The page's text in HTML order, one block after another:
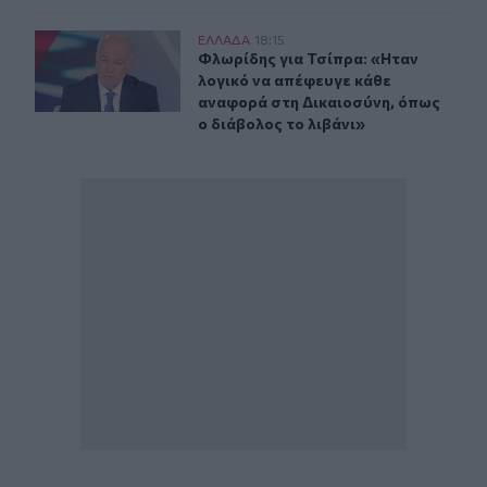
Φλωρίδης για Τσίπρα: «Hταν λογικό να απέφευγε
ΕΛΛAΔΑ 18:15
Φλωρίδης για Τσίπρα: «Hταν
Φλωρίδης για Τσίπρα: «Hταν
λογικό να απέφευγε κάθε
αναφορά στη Δικαιοσύνη, όπως
ο διάβολος το λιβάνι»